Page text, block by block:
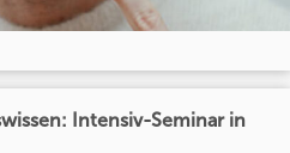
Intensiv-Seminar in